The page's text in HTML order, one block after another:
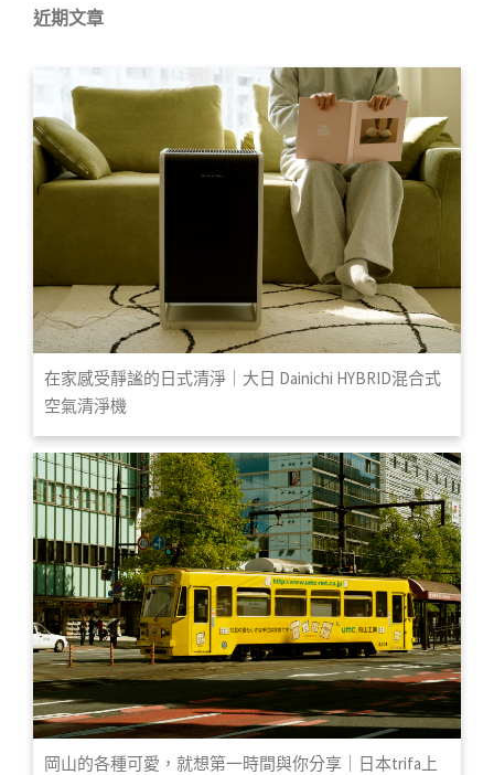
近期文章
在家感受靜謐的日式清淨｜大日 Dainichi HYBRID混合式
空氣清淨機
岡山的各種可愛，就想第一時間與你分享｜日本trifa上